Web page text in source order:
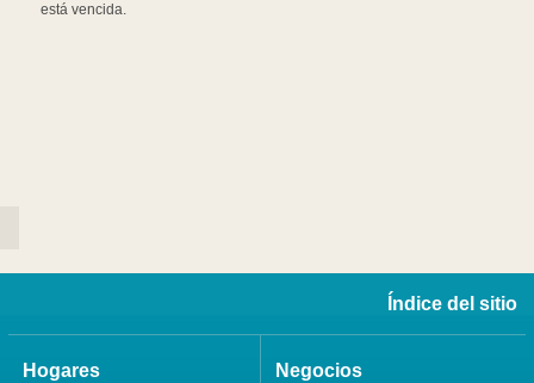
está vencida.
Índice del sitio
Hogares Negocios